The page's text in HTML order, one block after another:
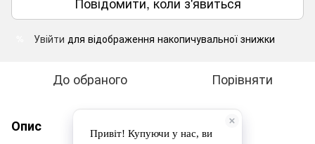
Увійти для відображення накопичувальної знижки
До обраного Порівняти
Опис